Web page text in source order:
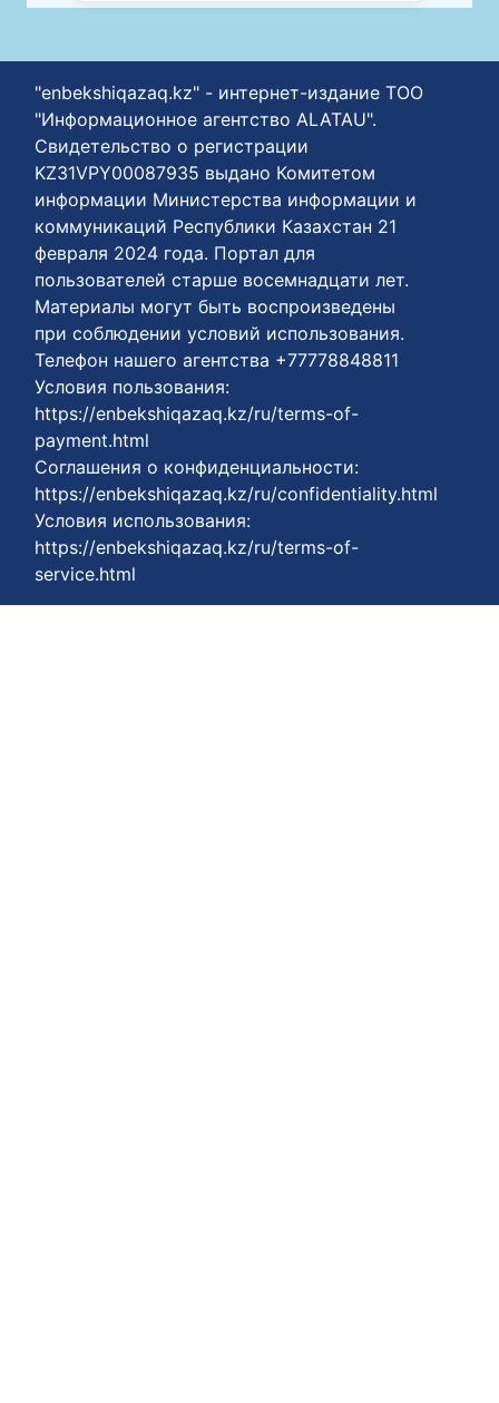
"enbekshiqazaq.kz" - интернет-издание ТОО
"Информационное агентство ALATAU".
Свидетельство о регистрации
KZ31VPY00087935 выдано Комитетом
информации Министерства информации и
коммуникаций Республики Казахстан 21
февраля 2024 года. Портал для
пользователей старше восемнадцати лет.
Материалы могут быть воспроизведены
при соблюдении условий использования.
Телефон нашего агентства +77778848811
Условия пользования:
https://enbekshiqazaq.kz/ru/terms-of-
payment.html
Соглашения о конфиденциальности:
https://enbekshiqazaq.kz/ru/confidentiality.html
Условия использования:
https://enbekshiqazaq.kz/ru/terms-of-
service.html